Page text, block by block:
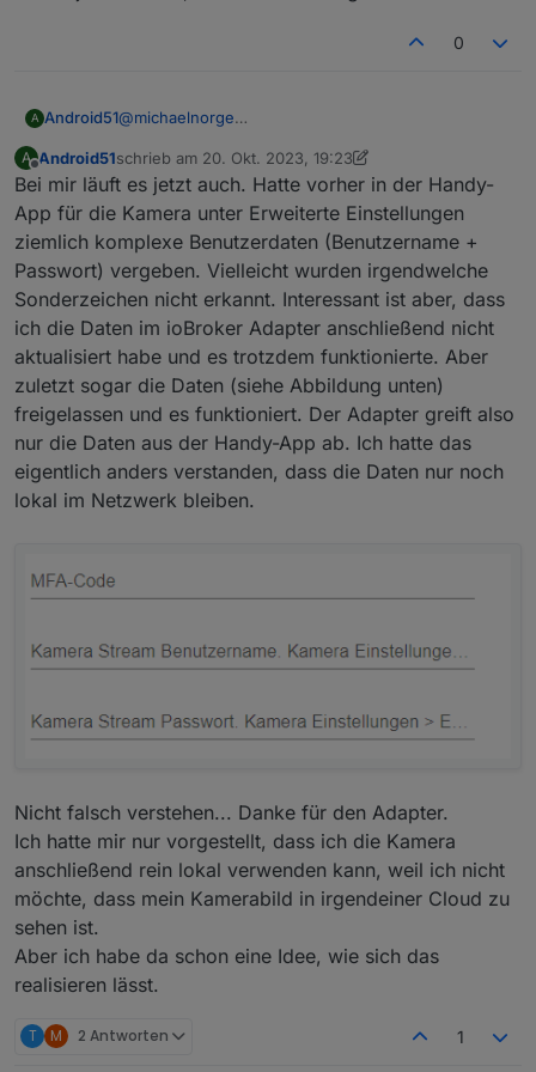
0
A Android51@michaelnorge
Ich bekomme den auch per E-Mail, wenn das
aktiviert ist. Aber den möchte man doch nicht
andauernd neu eingeben müssen.
Ja, ich hatte die Objekte vorher vollständig gelöscht.
Bin mir nur nicht sicher, ob das mit der Github-
Installation so richtig funktioniert hat. Aber die
Version deutet ja daraufhin, dass es die richtige ist.
A
Offline
Android51schrieb am 20. Okt. 2023, 19:23
zuletzt editiert von Android51
Bei mir läuft es jetzt auch. Hatte vorher in der Handy-
App für die Kamera unter Erweiterte Einstellungen
ziemlich komplexe Benutzerdaten (Benutzername +
Passwort) vergeben. Vielleicht wurden irgendwelche
Sonderzeichen nicht erkannt. Interessant ist aber, dass
ich die Daten im ioBroker Adapter anschließend nicht
aktualisiert habe und es trotzdem funktionierte. Aber
zuletzt sogar die Daten (siehe Abbildung unten)
freigelassen und es funktioniert. Der Adapter greift also
nur die Daten aus der Handy-App ab. Ich hatte das
eigentlich anders verstanden, dass die Daten nur noch
lokal im Netzwerk bleiben.
Nicht falsch verstehen... Danke für den Adapter.
Ich hatte mir nur vorgestellt, dass ich die Kamera
anschließend rein lokal verwenden kann, weil ich nicht
möchte, dass mein Kamerabild in irgendeiner Cloud zu
sehen ist.
Aber ich habe da schon eine Idee, wie sich das
realisieren lässt.
T M 2 Antworten 1